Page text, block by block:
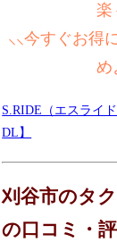
楽
⸜⸜今すぐお得
め
S.RIDE（エスライ
DL】
刈谷市のタ
の口コミ・